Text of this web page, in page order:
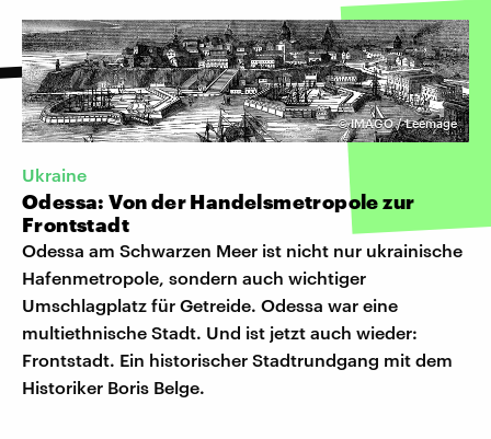
©IMAGO / Leemage
Ukraine
Odessa: Von der Handelsmetropole zur
Frontstadt
Odessa am Schwarzen Meer ist nicht nur ukrainische
Hafenmetropole, sondern auch wichtiger
Umschlagplatz für Getreide. Odessa war eine
multiethnische Stadt. Und ist jetzt auch wieder:
Frontstadt. Ein historischer Stadtrundgang mit dem
Historiker Boris Belge.